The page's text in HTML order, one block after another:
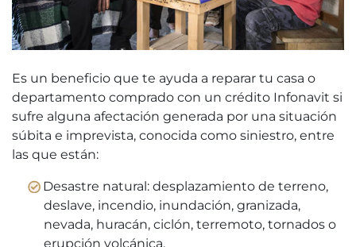
Es un beneficio que te ayuda a reparar tu casa o
departamento comprado con un crédito Infonavit si
sufre alguna afectación generada por una situación
súbita e imprevista, conocida como siniestro, entre
las que están:
Desastre natural: desplazamiento de terreno,
deslave, incendio, inundación, granizada,
nevada, huracán, ciclón, terremoto, tornados o
erupción volcánica.